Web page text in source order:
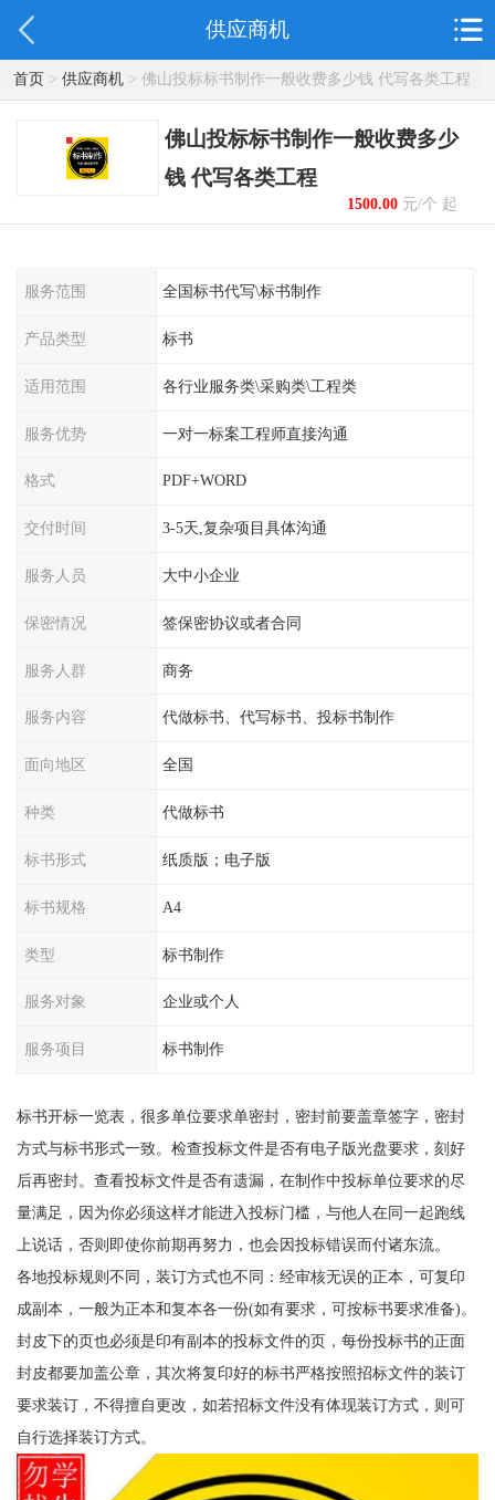
供应商机
首页> 供应商机> 佛山投标标书制作一般收费多少钱 代写各类工程
佛山投标标书制作一般收费多少
钱 代写各类工程
1500.00元/个 起
服务范围 全国标书代写\标书制作
产品类型 标书
适用范围 各行业服务类\采购类\工程类
服务优势 一对一标案工程师直接沟通
格式 PDF+WORD
交付时间 3-5天,复杂项目具体沟通
服务人员 大中小企业
保密情况 签保密协议或者合同
服务人群 商务
服务内容 代做标书、代写标书、投标书制作
面向地区 全国
种类 代做标书
标书形式 纸质版；电子版
标书规格 A4
类型 标书制作
服务对象 企业或个人
服务项目 标书制作
标书开标一览表，很多单位要求单密封，密封前要盖章签字，密封
方式与标书形式一致。检查投标文件是否有电子版光盘要求，刻好
后再密封。查看投标文件是否有遗漏，在制作中投标单位要求的尽
量满足，因为你必须这样才能进入投标门槛，与他人在同一起跑线
上说话，否则即使你前期再努力，也会因投标错误而付诸东流。
各地投标规则不同，装订方式也不同：经审核无误的正本，可复印
成副本，一般为正本和复本各一份(如有要求，可按标书要求准备)。
封皮下的页也必须是印有副本的投标文件的页，每份投标书的正面
封皮都要加盖公章，其次将复印好的标书严格按照招标文件的装订
要求装订，不得擅自更改，如若招标文件没有体现装订方式，则可
自行选择装订方式。